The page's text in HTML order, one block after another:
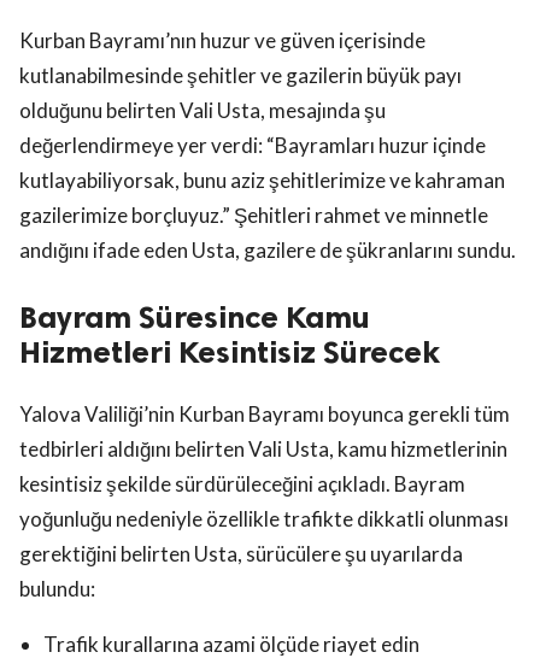
Kurban Bayramı’nın huzur ve güven içerisinde
kutlanabilmesinde şehitler ve gazilerin büyük payı
olduğunu belirten Vali Usta, mesajında şu
değerlendirmeye yer verdi: “Bayramları huzur içinde
kutlayabiliyorsak, bunu aziz şehitlerimize ve kahraman
gazilerimize borçluyuz.” Şehitleri rahmet ve minnetle
andığını ifade eden Usta, gazilere de şükranlarını sundu.
Bayram Süresince Kamu
Hizmetleri Kesintisiz Sürecek
Yalova Valiliği’nin Kurban Bayramı boyunca gerekli tüm
tedbirleri aldığını belirten Vali Usta, kamu hizmetlerinin
kesintisiz şekilde sürdürüleceğini açıkladı. Bayram
yoğunluğu nedeniyle özellikle trafikte dikkatli olunması
gerektiğini belirten Usta, sürücülere şu uyarılarda
bulundu:
Trafik kurallarına azami ölçüde riayet edin